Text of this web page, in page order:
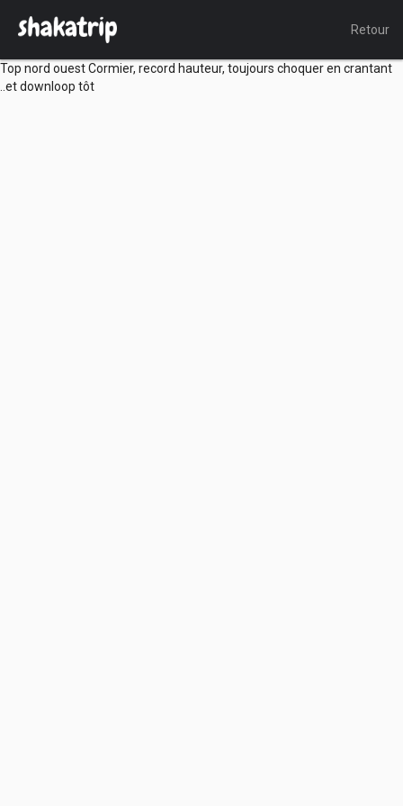
Retour
Top nord ouest Cormier, record hauteur, toujours choquer en crantant
..et downloop tôt